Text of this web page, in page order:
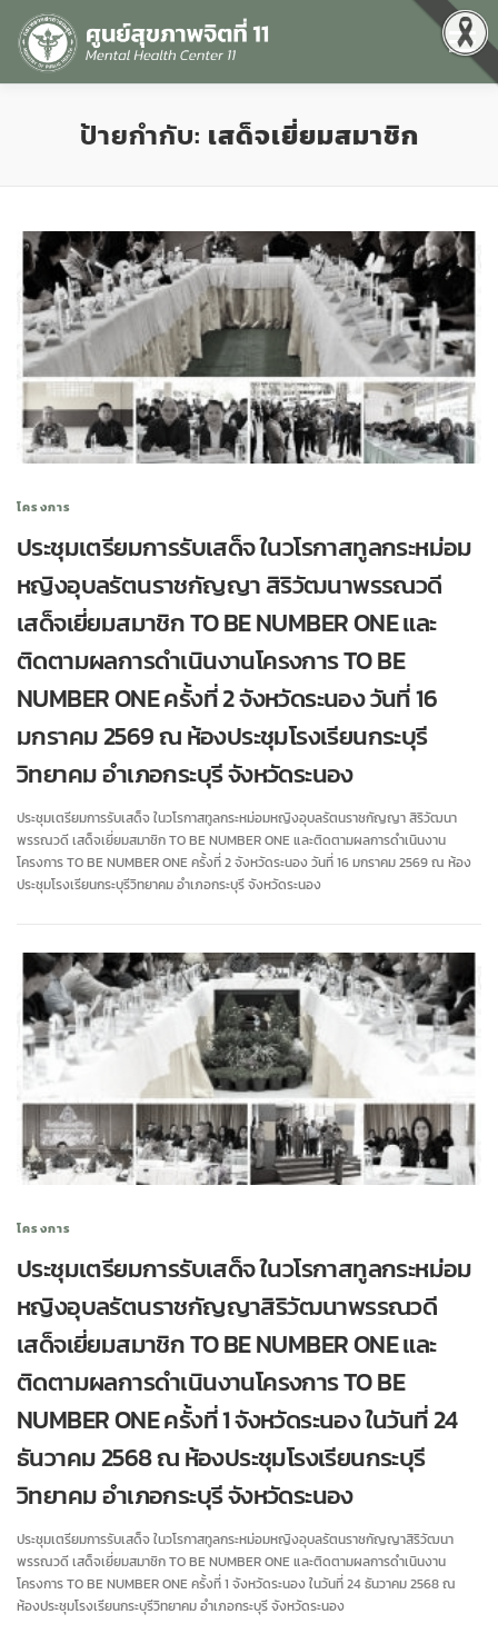
Menu
หน้าแรก เกี่ยวกับเรา คุณธรรมและความโปร่งใส
คู่มือ สำหรับบุคลากร
ป้ายกำกับ: เสด็จเยี่ยมสมาชิก
โครงการ
ประชุมเตรียมการรับเสด็จ ในวโรกาสทูลกระหม่อม
หญิงอุบลรัตนราชกัญญา สิริวัฒนาพรรณวดี
เสด็จเยี่ยมสมาชิก TO BE NUMBER ONE และ
ติดตามผลการดำเนินงานโครงการ TO BE
NUMBER ONE ครั้งที่ 2 จังหวัดระนอง วันที่ 16
มกราคม 2569 ณ ห้องประชุมโรงเรียนกระบุรี
วิทยาคม อำเภอกระบุรี จังหวัดระนอง
ประชุมเตรียมการรับเสด็จ ในวโรกาสทูลกระหม่อมหญิงอุบลรัตนราชกัญญา สิริวัฒนา
พรรณวดี เสด็จเยี่ยมสมาชิก TO BE NUMBER ONE และติดตามผลการดำเนินงาน
โครงการ TO BE NUMBER ONE ครั้งที่ 2 จังหวัดระนอง วันที่ 16 มกราคม 2569 ณ ห้อง
ประชุมโรงเรียนกระบุรีวิทยาคม อำเภอกระบุรี จังหวัดระนอง
โครงการ
ประชุมเตรียมการรับเสด็จ ในวโรกาสทูลกระหม่อม
หญิงอุบลรัตนราชกัญญาสิริวัฒนาพรรณวดี
เสด็จเยี่ยมสมาชิก TO BE NUMBER ONE และ
ติดตามผลการดำเนินงานโครงการ TO BE
NUMBER ONE ครั้งที่ 1 จังหวัดระนอง ในวันที่ 24
ธันวาคม 2568 ณ ห้องประชุมโรงเรียนกระบุรี
วิทยาคม อำเภอกระบุรี จังหวัดระนอง
ประชุมเตรียมการรับเสด็จ ในวโรกาสทูลกระหม่อมหญิงอุบลรัตนราชกัญญาสิริวัฒนา
พรรณวดี เสด็จเยี่ยมสมาชิก TO BE NUMBER ONE และติดตามผลการดำเนินงาน
โครงการ TO BE NUMBER ONE ครั้งที่ 1 จังหวัดระนอง ในวันที่ 24 ธันวาคม 2568 ณ
ห้องประชุมโรงเรียนกระบุรีวิทยาคม อำเภอกระบุรี จังหวัดระนอง